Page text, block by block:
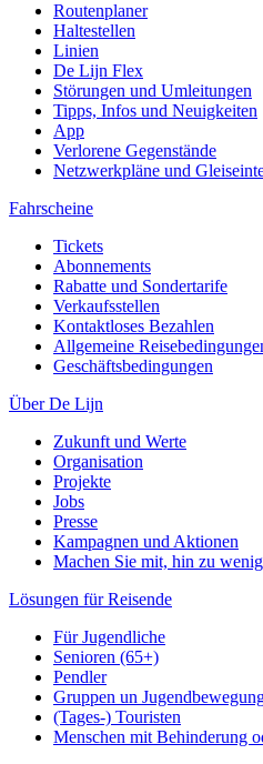
Routenplaner
Haltestellen
Linien
De Lijn Flex
Störungen und Umleitungen
Tipps, Infos und Neuigkeiten
App
Verlorene Gegenstände
Netzwerkpläne und
Fahrscheine
Tickets
Abonnements
Rabatte und Sondertarife
Verkaufsstellen
Kontaktloses Bezahlen
Allgemeine
Geschäftsbedingungen
Über De Lijn
Zukunft und Werte
Organisation
Projekte
Jobs
Presse
Kampagnen und Aktionen
Machen Sie mit, hin zu
Lösungen für Reisende
Für Jugendliche
Senioren (65+)
Pendler
Gruppen un
(Tages-) Touristen
Menschen mit Behinderung